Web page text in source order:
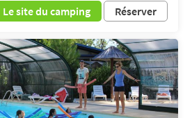
Le site du camping Réserver